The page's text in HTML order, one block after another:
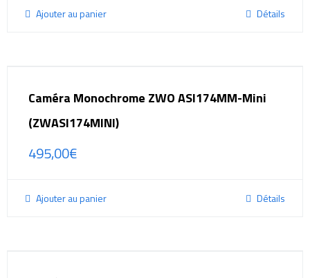
Ajouter au panier Détails
Caméra Monochrome ZWO ASI174MM-Mini
(ZWASI174MINI)
495,00€
Ajouter au panier Détails